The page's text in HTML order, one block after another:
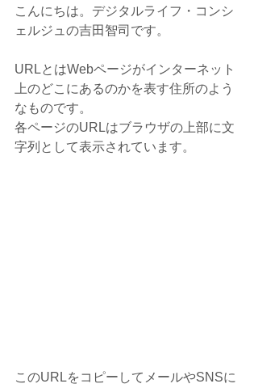
こんにちは。デジタルライフ・コンシ
ェルジュの吉田智司です。
URLとはWebページがインターネット
上のどこにあるのかを表す住所のよう
なものです。
各ページのURLはブラウザの上部に文
字列として表示されています。
このURLをコピーしてメールやSNSに